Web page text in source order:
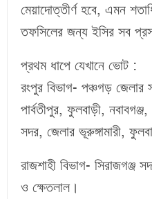
মেয়াদোত্তীর্ণ হবে, এমন
তফসিলের জন্য ইসির সব
প্রথম ধাপে যেখানে ভোট :
রংপুর বিভাগ- পঞ্চগড় জেলার
পার্বতীপুর, ফুলবাড়ী,
সদর, জেলার ভূরুঙ্গামারী,
রাজশাহী বিভাগ-
ও ক্ষেতলাল।